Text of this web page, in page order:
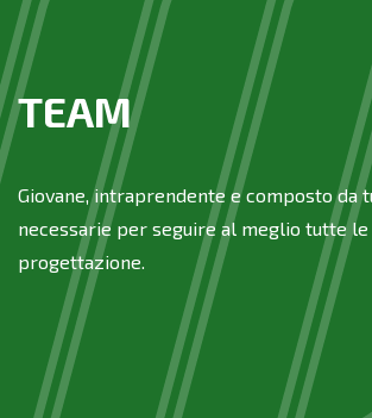
TEAM
Giovane, intraprendente e composto da
necessarie per seguire al meglio tutte
progettazione.